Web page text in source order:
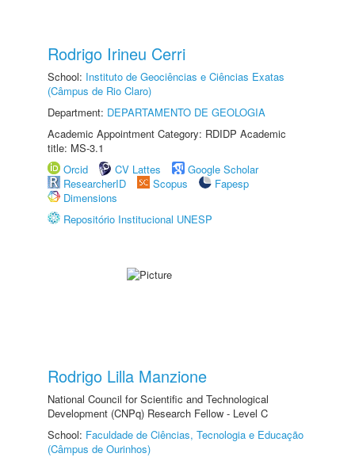
Rodrigo Irineu Cerri
School: Instituto de Geociências e Ciências Exatas
(Câmpus de Rio Claro)
Department: DEPARTAMENTO DE GEOLOGIA
Academic Appointment Category: RDIDP Academic
title: MS-3.1
Orcid
CV Lattes
Google Scholar
ResearcherID
Scopus
Fapesp
Dimensions
Repositório Institucional UNESP
Rodrigo Lilla Manzione
National Council for Scientific and Technological
Development (CNPq) Research Fellow - Level C
School: Faculdade de Ciências, Tecnologia e Educação
(Câmpus de Ourinhos)